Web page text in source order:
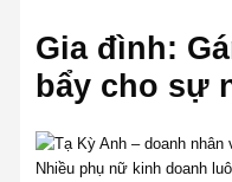
Gia đình:
bẩy cho sự
Nhiều phụ nữ kinh doanh